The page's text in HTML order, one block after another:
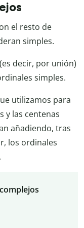
el resto de
simples.
(es decir, por unión)
simples.
utilizamos para
y las centenas
añadiendo, tras
los ordinales